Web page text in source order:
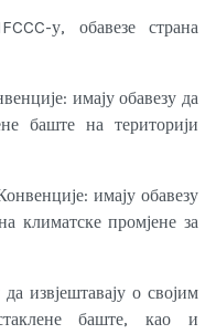
у, обавезе страна
имају обавезу да
баште на територији
имају обавезу
климатске промјене за
извјештавају о својим
баште, као и